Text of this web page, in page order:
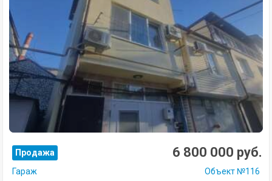
Продажа 6 800 000 руб.
Гараж Объект №116